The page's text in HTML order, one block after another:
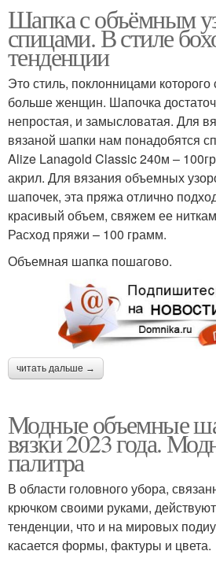
Шапка с объёмным
спицами. В стиле
тенденции
Это стиль, поклонницами которого
больше женщин. Шапочка
непростая, и замысловатая. Для
вязаной шапки нам понадобятся
Alize Lanagold Classic 240м –
акрил. Для вязания объемных
шапочек, эта пряжа отлично
красивый объем, свяжем ее
Расход пряжи – 100 грамм.
Объемная шапка пошагово.
читать дальше →
Модные объемные
вязки 2023 года.
палитра
В области головного убора,
крючком своими руками,
тенденции, что и на мировых
касается формы, фактуры и цвета.